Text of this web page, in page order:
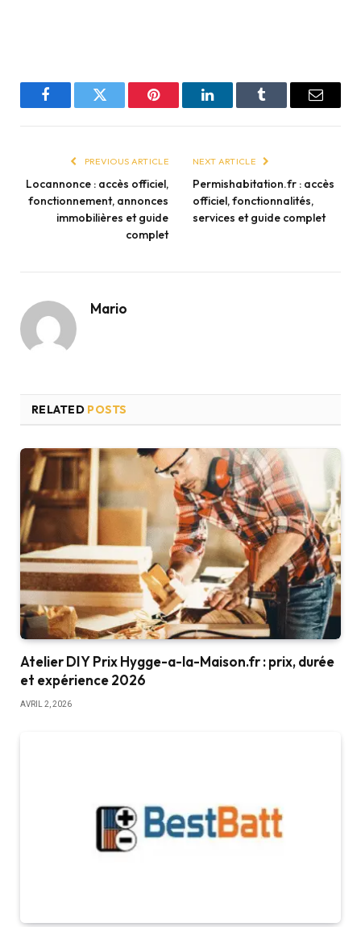
FacebookTwitter Pinterest LinkedInTumblr Email
PREVIOUS ARTICLE
Locannonce : accès officiel,
fonctionnement, annonces
immobilières et guide
complet
NEXT ARTICLE
Permishabitation.fr : accès
officiel, fonctionnalités,
services et guide complet
Mario
RELATED POSTS
Atelier DIY Prix Hygge-a-la-Maison.fr : prix, durée
et expérience 2026
AVRIL 2, 2026